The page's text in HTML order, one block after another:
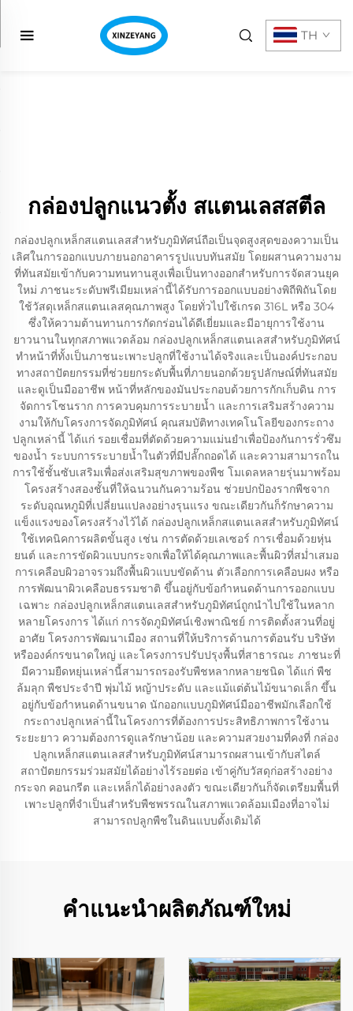
TH
กล่องปลูกแนวตั้ง สแตนเลสสตีล
กล่องปลูกเหล็กสแตนเลสสำหรับภูมิทัศน์ถือเป็นจุดสูงสุดของความเป็น
เลิศในการออกแบบภายนอกอาคารรูปแบบทันสมัย โดยผสานความงาม
ที่ทันสมัยเข้ากับความทนทานสูงเพื่อเป็นทางออกสำหรับการจัดสวนยุค
ใหม่ ภาชนะระดับพรีเมียมเหล่านี้ได้รับการออกแบบอย่างพิถีพิถันโดย
ใช้วัสดุเหล็กสแตนเลสคุณภาพสูง โดยทั่วไปใช้เกรด 316L หรือ 304
ซึ่งให้ความต้านทานการกัดกร่อนได้ดีเยี่ยมและมีอายุการใช้งาน
ยาวนานในทุกสภาพแวดล้อม กล่องปลูกเหล็กสแตนเลสสำหรับภูมิทัศน์
ทำหน้าที่ทั้งเป็นภาชนะเพาะปลูกที่ใช้งานได้จริงและเป็นองค์ประกอบ
ทางสถาปัตยกรรมที่ช่วยยกระดับพื้นที่ภายนอกด้วยรูปลักษณ์ที่ทันสมัย
และดูเป็นมืออาชีพ หน้าที่หลักของมันประกอบด้วยการกักเก็บดิน การ
จัดการโซนราก การควบคุมการระบายน้ำ และการเสริมสร้างความ
งามให้กับโครงการจัดภูมิทัศน์ คุณสมบัติทางเทคโนโลยีของกระถาง
ปลูกเหล่านี้ ได้แก่ รอยเชื่อมที่ตัดด้วยความแม่นยำเพื่อป้องกันการรั่วซึม
ของน้ำ ระบบการระบายน้ำในตัวที่มีปลั๊กถอดได้ และความสามารถใน
การใช้ชั้นซับเสริมเพื่อส่งเสริมสุขภาพของพืช โมเดลหลายรุ่นมาพร้อม
โครงสร้างสองชั้นที่ให้ฉนวนกันความร้อน ช่วยปกป้องรากพืชจาก
ระดับอุณหภูมิที่เปลี่ยนแปลงอย่างรุนแรง ขณะเดียวกันก็รักษาความ
แข็งแรงของโครงสร้างไว้ได้ กล่องปลูกเหล็กสแตนเลสสำหรับภูมิทัศน์
ใช้เทคนิคการผลิตขั้นสูง เช่น การตัดด้วยเลเซอร์ การเชื่อมด้วยหุ่น
ยนต์ และการขัดผิวแบบกระจกเพื่อให้ได้คุณภาพและพื้นผิวที่สม่ำเสมอ
การเคลือบผิวอาจรวมถึงพื้นผิวแบบขัดด้าน ตัวเลือกการเคลือบผง หรือ
การพัฒนาผิวเคลือบธรรมชาติ ขึ้นอยู่กับข้อกำหนดด้านการออกแบบ
เฉพาะ กล่องปลูกเหล็กสแตนเลสสำหรับภูมิทัศน์ถูกนำไปใช้ในหลาก
หลายโครงการ ได้แก่ การจัดภูมิทัศน์เชิงพาณิชย์ การติดตั้งสวนที่อยู่
อาศัย โครงการพัฒนาเมือง สถานที่ให้บริการด้านการต้อนรับ บริษัท
หรือองค์กรขนาดใหญ่ และโครงการปรับปรุงพื้นที่สาธารณะ ภาชนะที่
มีความยืดหยุ่นเหล่านี้สามารถรองรับพืชหลากหลายชนิด ได้แก่ พืช
ล้มลุก พืชประจำปี พุ่มไม้ หญ้าประดับ และแม้แต่ต้นไม้ขนาดเล็ก ขึ้น
อยู่กับข้อกำหนดด้านขนาด นักออกแบบภูมิทัศน์มืออาชีพมักเลือกใช้
กระถางปลูกเหล่านี้ในโครงการที่ต้องการประสิทธิภาพการใช้งาน
ระยะยาว ความต้องการดูแลรักษาน้อย และความสวยงามที่คงที่ กล่อง
ปลูกเหล็กสแตนเลสสำหรับภูมิทัศน์สามารถผสานเข้ากับสไตล์
สถาปัตยกรรมร่วมสมัยได้อย่างไร้รอยต่อ เข้าคู่กับวัสดุก่อสร้างอย่าง
กระจก คอนกรีต และเหล็กได้อย่างลงตัว ขณะเดียวกันก็จัดเตรียมพื้นที่
เพาะปลูกที่จำเป็นสำหรับพืชพรรณในสภาพแวดล้อมเมืองที่อาจไม่
สามารถปลูกพืชในดินแบบดั้งเดิมได้
คำแนะนำผลิตภัณฑ์ใหม่